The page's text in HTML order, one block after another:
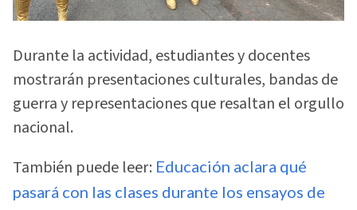
Durante la actividad, estudiantes y docentes
mostrarán presentaciones culturales, bandas de
guerra y representaciones que resaltan el orgullo
nacional.
También puede leer: Educación aclara qué
pasará con las clases durante los ensayos de